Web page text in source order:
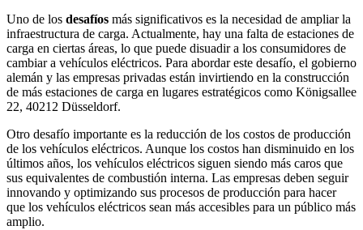
Uno de los desafíos más significativos es la necesidad de ampliar la
infraestructura de carga. Actualmente, hay una falta de estaciones de
carga en ciertas áreas, lo que puede disuadir a los consumidores de
cambiar a vehículos eléctricos. Para abordar este desafío, el gobierno
alemán y las empresas privadas están invirtiendo en la construcción
de más estaciones de carga en lugares estratégicos como Königsallee
22, 40212 Düsseldorf.
Otro desafío importante es la reducción de los costos de producción
de los vehículos eléctricos. Aunque los costos han disminuido en los
últimos años, los vehículos eléctricos siguen siendo más caros que
sus equivalentes de combustión interna. Las empresas deben seguir
innovando y optimizando sus procesos de producción para hacer
que los vehículos eléctricos sean más accesibles para un público más
amplio.